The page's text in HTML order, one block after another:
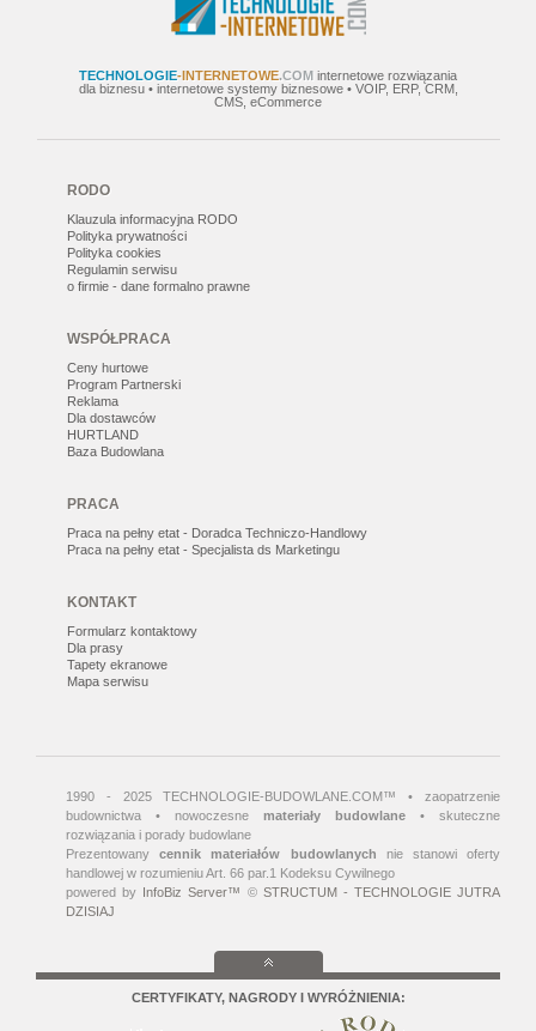
TECHNOLOGIE-INTERNETOWE.COM internetowe rozwiązania
dla biznesu • internetowe systemy biznesowe • VOIP, ERP, CRM,
CMS, eCommerce
RODO
Klauzula informacyjna RODO
Polityka prywatności
Polityka cookies
Regulamin serwisu
o firmie - dane formalno prawne
WSPÓŁPRACA
Ceny hurtowe
Program Partnerski
Reklama
Dla dostawców
HURTLAND
Baza Budowlana
PRACA
Praca na pełny etat - Doradca Techniczo-Handlowy
Praca na pełny etat - Specjalista ds Marketingu
KONTAKT
Formularz kontaktowy
Dla prasy
Tapety ekranowe
Mapa serwisu
1990 - 2025 TECHNOLOGIE-BUDOWLANE.COM™ • zaopatrzenie
budownictwa • nowoczesne materiały budowlane • skuteczne
rozwiązania i porady budowlane
Prezentowanycennik materiałów budowlanych nie stanowi oferty
handlowej w rozumieniu Art. 66 par.1 Kodeksu Cywilnego
powered by InfoBiz Server™ © STRUCTUM - TECHNOLOGIE JUTRA
DZISIAJ
CERTYFIKATY, NAGRODY I WYRÓŻNIENIA: